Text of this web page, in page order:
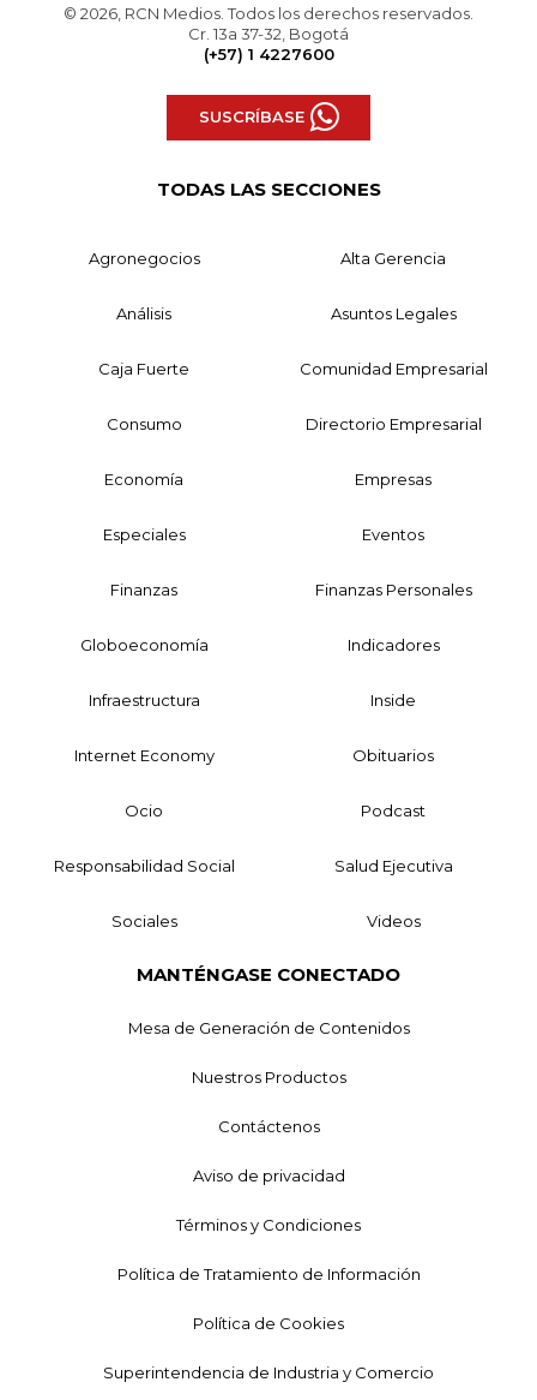
© 2026, RCN Medios. Todos los derechos reservados.
Cr. 13a 37-32, Bogotá
(+57) 1 4227600
SUSCRÍBASE
TODAS LAS SECCIONES
Agronegocios Alta Gerencia
Análisis Asuntos Legales
Caja Fuerte Comunidad Empresarial
Consumo Directorio Empresarial
Economía Empresas
Especiales Eventos
Finanzas Finanzas Personales
Globoeconomía Indicadores
Infraestructura Inside
Internet Economy Obituarios
Ocio Podcast
Responsabilidad Social Salud Ejecutiva
Sociales Videos
MANTÉNGASE CONECTADO
Mesa de Generación de Contenidos
Nuestros Productos
Contáctenos
Aviso de privacidad
Términos y Condiciones
Política de Tratamiento de Información
Política de Cookies
Superintendencia de Industria y Comercio